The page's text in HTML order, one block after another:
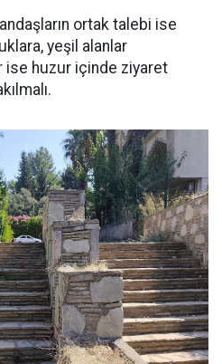
ortak talebi ise
yeşil alanlar
ise huzur içinde ziyaret